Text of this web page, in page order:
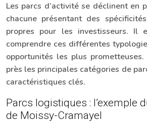
Les parcs d’activité se déclinent en
chacune présentant des
propres pour les investisseurs. Il
comprendre ces différentes
opportunités les plus
près les principales catégories de
caractéristiques clés.
Parcs logistiques : l’exemple
de Moissy-Cramayel